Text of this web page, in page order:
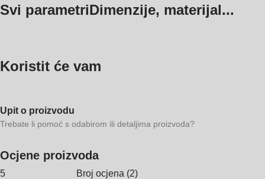
Svi parametriDimenzije, materijal...
Koristit će vam
Upit o proizvodu
Trebate li pomoć s odabirom ili detaljima proizvoda?
Ocjene proizvoda
5 Broj ocjena (2)